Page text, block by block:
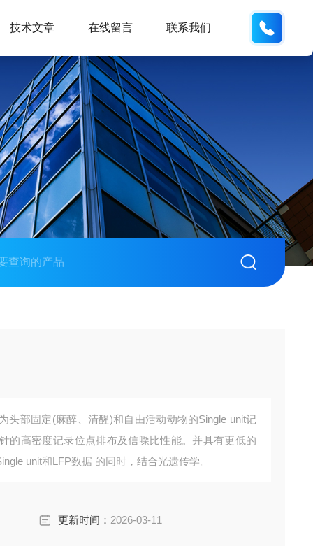
技术文章 在线留言 联系我们
头部固定(麻醉、清醒)和自由活动动物的Single unit记
的高密度记录位点排布及信噪比性能。并具有更低的
unit和LFP数据 的同时，结合光遗传学。
更新时间： 2026-03-11